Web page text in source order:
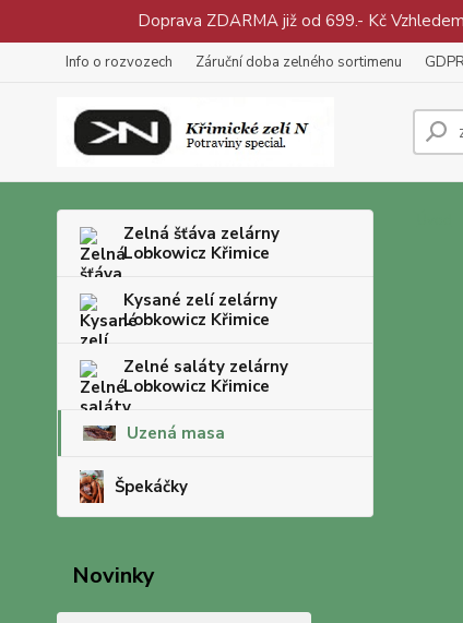
Doprava ZDARMA již od 699.- Kč
Info o rozvozech Záruční doba zelného sortimenu
Zelná šťáva zelárny
Lobkowicz Křimice
Kysané zelí zelárny
Lobkowicz Křimice
Zelné saláty zelárny
Lobkowicz Křimice
Uzená masa
Špekáčky
Novinky